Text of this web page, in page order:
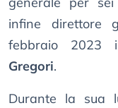
infine direttore
febbraio 2023
Gregori.
Durante la sua